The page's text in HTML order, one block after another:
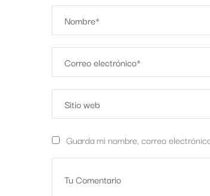
Guarda mi nombre, correo